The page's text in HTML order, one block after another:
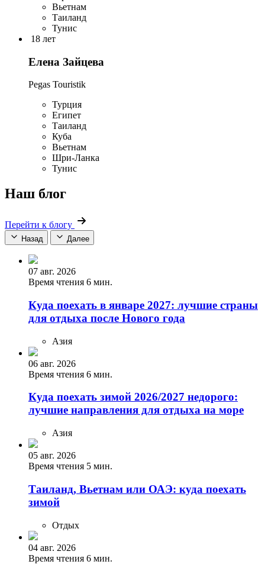
Вьетнам
Таиланд
Тунис
18 лет
Елена Зайцева
Pegas Touristik
Турция
Египет
Таиланд
Куба
Вьетнам
Шри-Ланка
Тунис
Наш блог
Перейти к блогу
Назад Далее
07 авг. 2026
Время чтения 6 мин.
Куда поехать в январе 2027: лучшие страны
для отдыха после Нового года
Азия
06 авг. 2026
Время чтения 6 мин.
Куда поехать зимой 2026/2027 недорого:
лучшие направления для отдыха на море
Азия
05 авг. 2026
Время чтения 5 мин.
Таиланд, Вьетнам или ОАЭ: куда поехать
зимой
Отдых
04 авг. 2026
Время чтения 6 мин.